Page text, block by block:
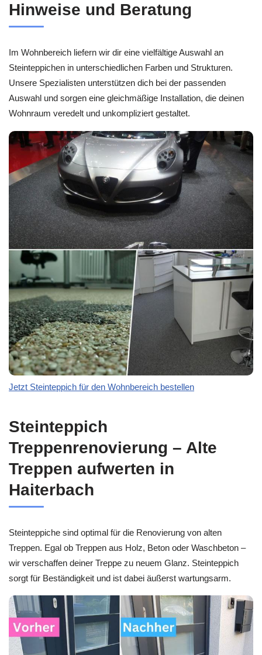
Hinweise und Beratung
Im Wohnbereich liefern wir dir eine vielfältige Auswahl an
Steinteppichen in unterschiedlichen Farben und Strukturen.
Unsere Spezialisten unterstützen dich bei der passenden
Auswahl und sorgen eine gleichmäßige Installation, die deinen
Wohnraum veredelt und unkompliziert gestaltet.
Jetzt Steinteppich für den Wohnbereich bestellen
Steinteppich
Treppenrenovierung – Alte
Treppen aufwerten in
Haiterbach
Steinteppiche sind optimal für die Renovierung von alten
Treppen. Egal ob Treppen aus Holz, Beton oder Waschbeton –
wir verschaffen deiner Treppe zu neuem Glanz. Steinteppich
sorgt für Beständigkeit und ist dabei äußerst wartungsarm.